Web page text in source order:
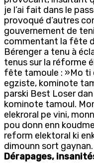
je l’ai fait dans le
provoqué d’autres
gouvernement de
commentant la fête
Bérenger a tenu à
tenus sur la réforme
fête tamoule : »Mo ti
egziste, kominote
parski Best Loser
kominote tamoul.
elekroral pe vini,
pou donn enn
reform elektoral ki
dimounn sort
Dérapages,